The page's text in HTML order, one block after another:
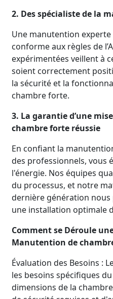
2. Des spécialiste de la
Une manutention
conforme aux règles de
expérimentées veillent à
soient correctement
la sécurité et la
chambre forte.
3. La garantie d’une
chambre forte réussie
En confiant la
des professionnels, vous
l'énergie. Nos équipes
du processus, et notre
dernière génération
une installation optimale
Comment se Déroule
Manutention de
Évaluation des Besoins :
les besoins spécifiques
dimensions de la